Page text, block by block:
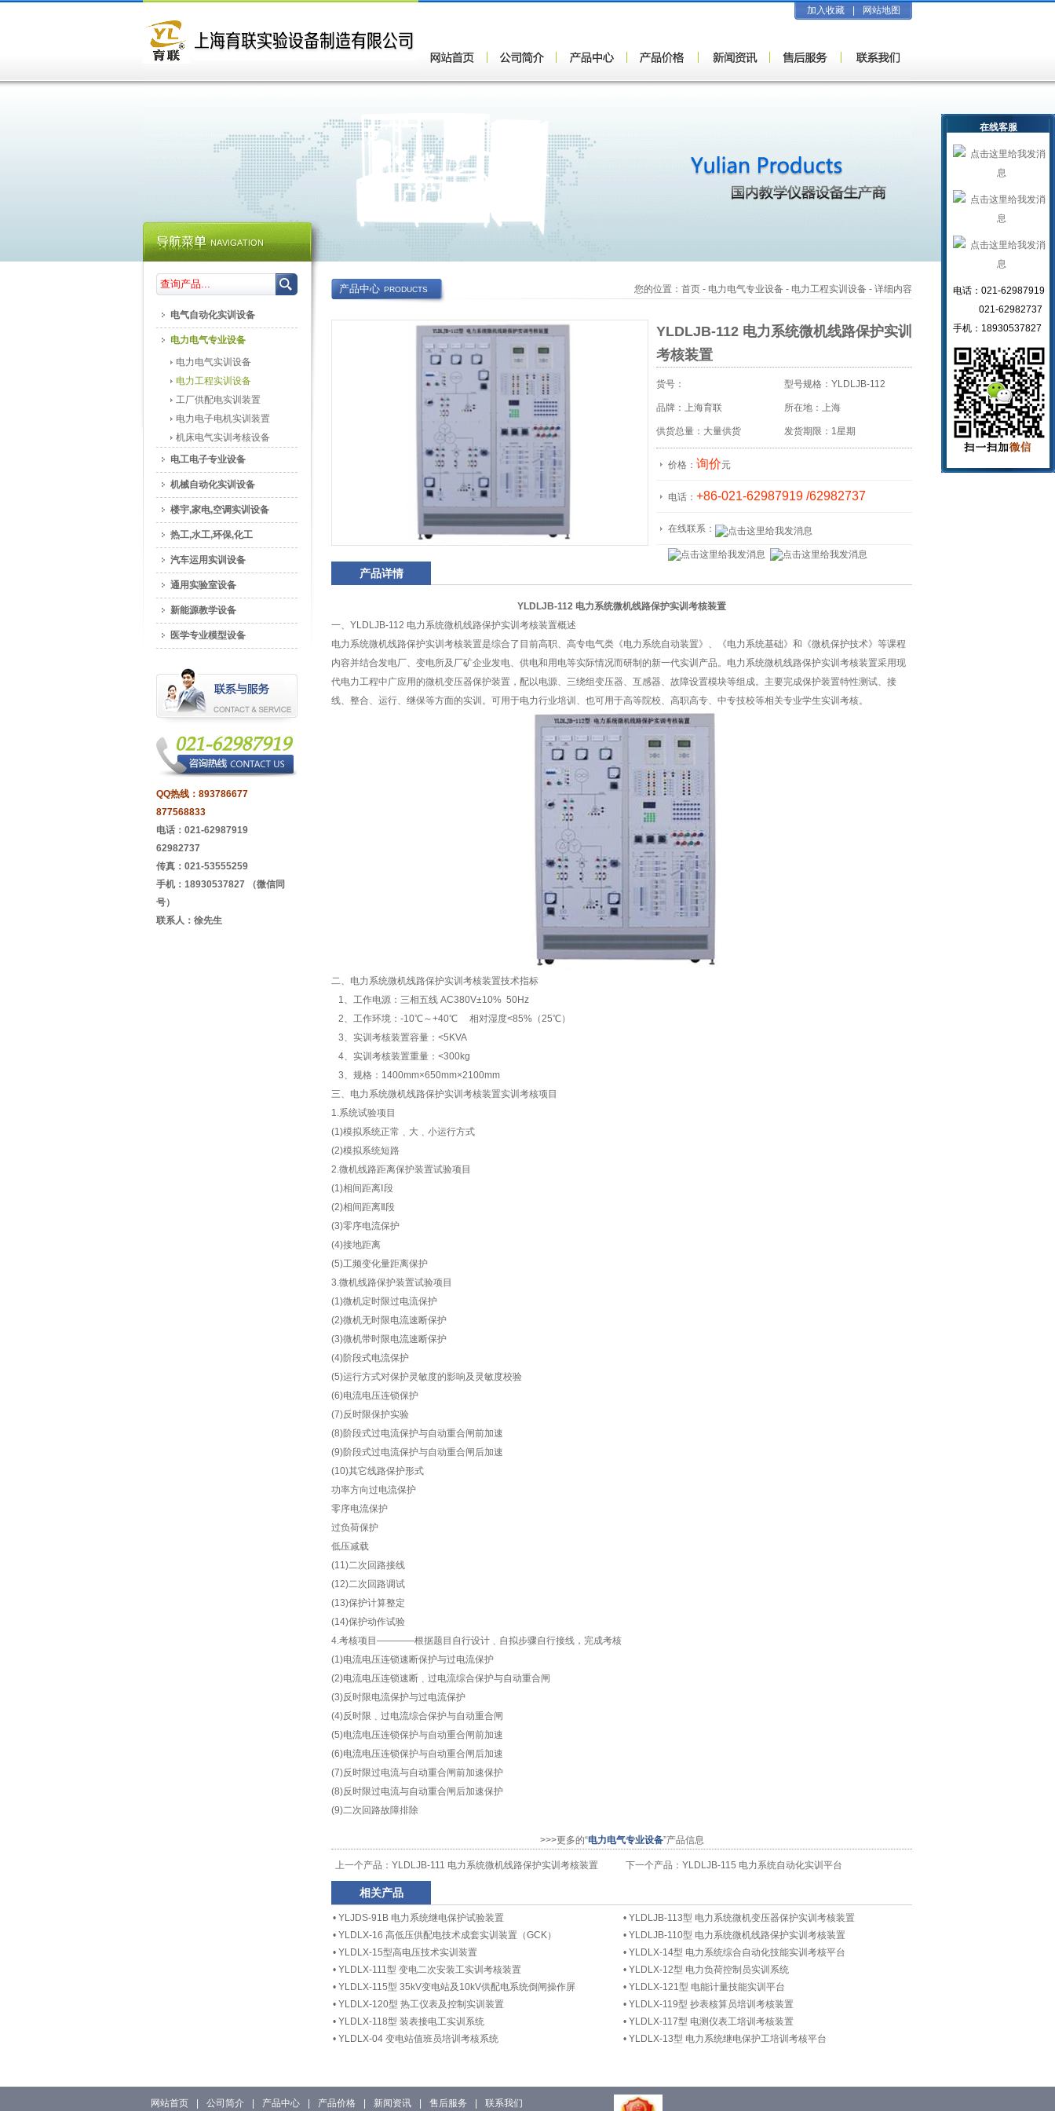
加入收藏 网站地图
产品中心 PRODUCTS 您的位置： 首页 - 电力电气专业设备 - 电力工程实训设备 - 详细内容
YLDLJB-112 电力系统微机线路保护实训
考核装置
货号： 型号规格：YLDLJB-112
品牌：上海育联 所在地：上海
供货总量：大量供货 发货期限：1星期
价格： 询价元
电话： +86-021-62987919 /62982737
在线联系：
产品详情
YLDLJB-112 电力系统微机线路保护实训考核装置
一、YLDLJB-112 电力系统微机线路保护实训考核装置概述
电力系统微机线路保护实训考核装置是综合了目前高职、高专电气类《电力系统自动装置》、《电力系统基础》和《微机保护技术》等课程
内容并结合发电厂、变电所及厂矿企业发电、供电和用电等实际情况而研制的新一代实训产品。电力系统微机线路保护实训考核装置采用现
代电力工程中广应用的微机变压器保护装置，配以电源、三绕组变压器、互感器、故障设置模块等组成。主要完成保护装置特性测试、接
线、整合、运行、继保等方面的实训。可用于电力行业培训、也可用于高等院校、高职高专、中专技校等相关专业学生实训考核。
二、电力系统微机线路保护实训考核装置技术指标
1、工作电源：三相五线 AC380V±10% 50Hz
2、工作环境：-10℃～+40℃ 相对湿度<85%（25℃）
3、实训考核装置容量：<5KVA
4、实训考核装置重量：<300kg
3、规格：1400mm×650mm×2100mm
三、电力系统微机线路保护实训考核装置实训考核项目
1.系统试验项目
(1)模拟系统正常﹑大﹑小运行方式
(2)模拟系统短路
2.微机线路距离保护装置试验项目
(1)相间距离Ⅰ段
(2)相间距离Ⅱ段
(3)零序电流保护
(4)接地距离
(5)工频变化量距离保护
3.微机线路保护装置试验项目
(1)微机定时限过电流保护
(2)微机无时限电流速断保护
(3)微机带时限电流速断保护
(4)阶段式电流保护
(5)运行方式对保护灵敏度的影响及灵敏度校验
(6)电流电压连锁保护
(7)反时限保护实验
(8)阶段式过电流保护与自动重合闸前加速
(9)阶段式过电流保护与自动重合闸后加速
(10)其它线路保护形式
功率方向过电流保护
零序电流保护
过负荷保护
低压减载
(11)二次回路接线
(12)二次回路调试
(13)保护计算整定
(14)保护动作试验
4.考核项目————根据题目自行设计﹑自拟步骤自行接线，完成考核
(1)电流电压连锁速断保护与过电流保护
(2)电流电压连锁速断﹑过电流综合保护与自动重合闸
(3)反时限电流保护与过电流保护
(4)反时限﹑过电流综合保护与自动重合闸
(5)电流电压连锁保护与自动重合闸前加速
(6)电流电压连锁保护与自动重合闸后加速
(7)反时限过电流与自动重合闸前加速保护
(8)反时限过电流与自动重合闸后加速保护
(9)二次回路故障排除
>>>更多的“电力电气专业设备”产品信息
上一个产品： YLDLJB-111 电力系统微机线路保护实训考核装置 下一个产品： YLDLJB-115 电力系统自动化实训平台
相关产品
• YLJDS-91B 电力系统继电保护试验装置 • YLDLJB-113型 电力系统微机变压器保护实训考核装置
• YLDLX-16 高低压供配电技术成套实训装置（GCK） • YLDLJB-110型 电力系统微机线路保护实训考核装置
• YLDLX-15型高电压技术实训装置 • YLDLX-14型 电力系统综合自动化技能实训考核平台
• YLDLX-111型 变电二次安装工实训考核装置 • YLDLX-12型 电力负荷控制员实训系统
• YLDLX-115型 35kV变电站及10kV供配电系统倒闸操作屏 • YLDLX-121型 电能计量技能实训平台
• YLDLX-120型 热工仪表及控制实训装置 • YLDLX-119型 抄表核算员培训考核装置
• YLDLX-118型 装表接电工实训系统 • YLDLX-117型 电测仪表工培训考核装置
• YLDLX-04 变电站值班员培训考核系统 • YLDLX-13型 电力系统继电保护工培训考核平台
电气自动化实训设备
电力电气专业设备
电力电气实训设备
电力工程实训设备
工厂供配电实训装置
电力电子电机实训装置
机床电气实训考核设备
电工电子专业设备
机械自动化实训设备
楼宇,家电,空调实训设备
热工,水工,环保,化工
汽车运用实训设备
通用实验室设备
新能源教学设备
医学专业模型设备
QQ热线： 893786677
877568833
电话：021-62987919
62982737
传真：021-53555259
手机：18930537827 （微信同
号）
联系人：徐先生
网站首页 公司简介 产品中心 产品价格 新闻资讯 售后服务 联系我们
在线客服
电话：021-62987919
021-62982737
手机：18930537827